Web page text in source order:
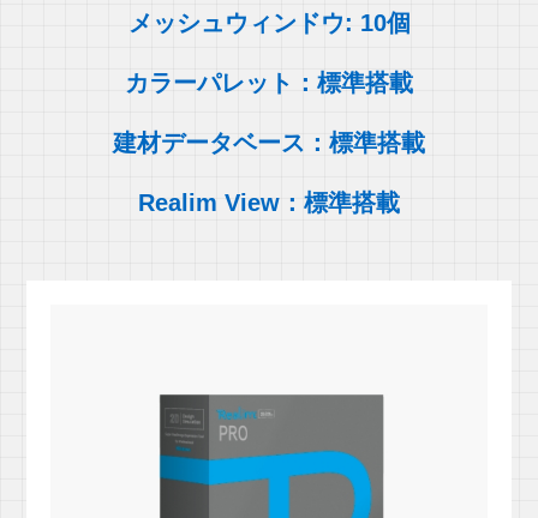
メッシュウィンドウ: 10個
カラーパレット：標準搭載
建材データベース：標準搭載
Realim View：標準搭載